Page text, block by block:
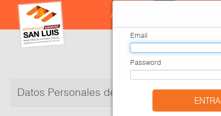
30811470.00001520.00002026-08-07T10:03:00-03:00
Adquirir
Datos Personales del Titular o Cootitular
Email
Password